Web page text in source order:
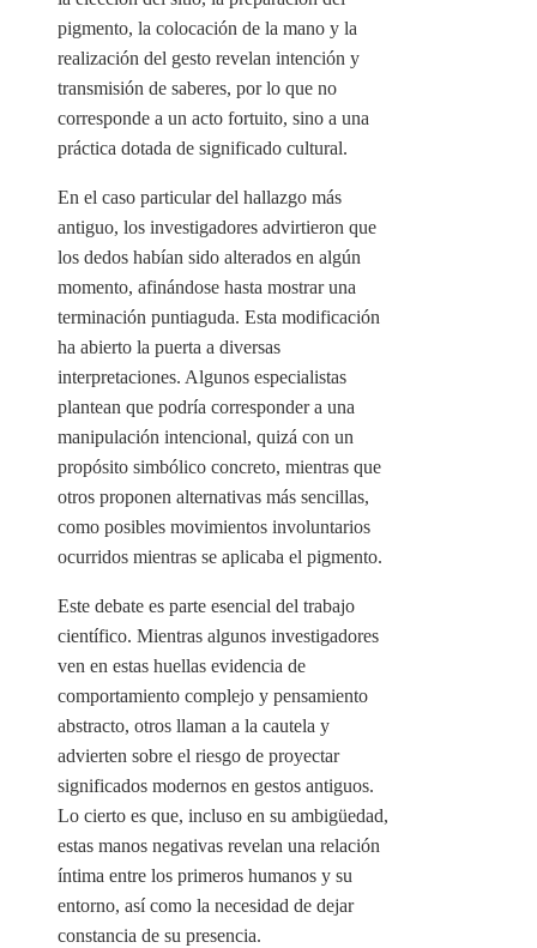
pigmento, la colocación de la mano y la
realización del gesto revelan intención y
transmisión de saberes, por lo que no
corresponde a un acto fortuito, sino a una
práctica dotada de significado cultural.
En el caso particular del hallazgo más
antiguo, los investigadores advirtieron que
los dedos habían sido alterados en algún
momento, afinándose hasta mostrar una
terminación puntiaguda. Esta modificación
ha abierto la puerta a diversas
interpretaciones. Algunos especialistas
plantean que podría corresponder a una
manipulación intencional, quizá con un
propósito simbólico concreto, mientras que
otros proponen alternativas más sencillas,
como posibles movimientos involuntarios
ocurridos mientras se aplicaba el pigmento.
Este debate es parte esencial del trabajo
científico. Mientras algunos investigadores
ven en estas huellas evidencia de
comportamiento complejo y pensamiento
abstracto, otros llaman a la cautela y
advierten sobre el riesgo de proyectar
significados modernos en gestos antiguos.
Lo cierto es que, incluso en su ambigüedad,
estas manos negativas revelan una relación
íntima entre los primeros humanos y su
entorno, así como la necesidad de dejar
constancia de su presencia.